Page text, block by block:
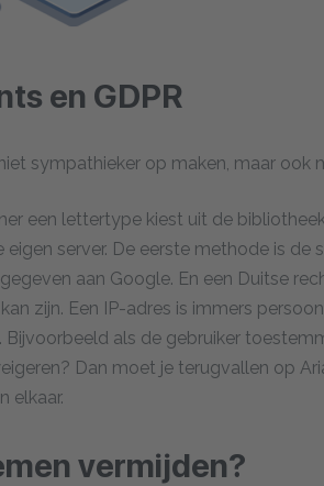
en GDPR
sympathieker op maken, maar
een lettertype kiest uit de
eigen server. De eerste methode is
aan Google. En een Duitse
zijn. Een IP-adres is immers
Bijvoorbeeld als de gebruiker
Dan moet je terugvallen op
elkaar.
vermijden?